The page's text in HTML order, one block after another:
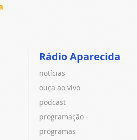
Rádio Aparecida
notícias
ouça ao vivo
podcast
programação
programas